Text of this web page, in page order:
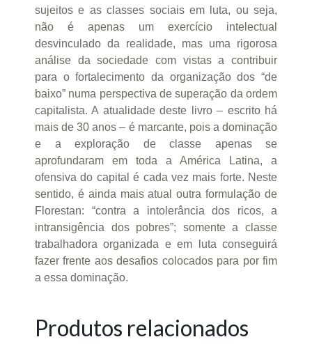
sujeitos e as classes sociais em luta, ou seja,
não é apenas um exercício intelectual
desvinculado da realidade, mas uma rigorosa
análise da sociedade com vistas a contribuir
para o fortalecimento da organização dos “de
baixo” numa perspectiva de superação da ordem
capitalista. A atualidade deste livro – escrito há
mais de 30 anos – é marcante, pois a dominação
e a exploração de classe apenas se
aprofundaram em toda a América Latina, a
ofensiva do capital é cada vez mais forte. Neste
sentido, é ainda mais atual outra formulação de
Florestan: “contra a intolerância dos ricos, a
intransigência dos pobres”; somente a classe
trabalhadora organizada e em luta conseguirá
fazer frente aos desafios colocados para por fim
a essa dominação.
Produtos relacionados